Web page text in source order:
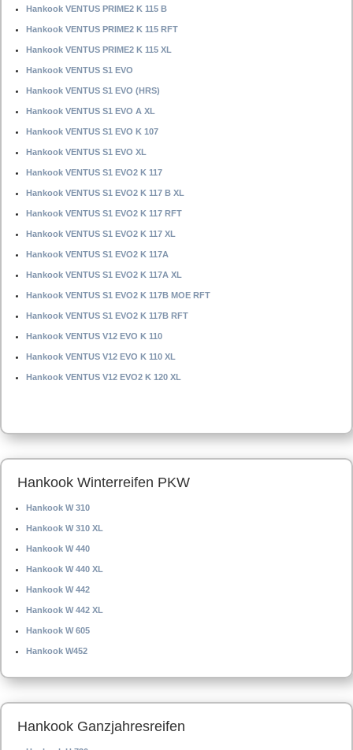
Hankook VENTUS PRIME2 K 115 B
Hankook VENTUS PRIME2 K 115 RFT
Hankook VENTUS PRIME2 K 115 XL
Hankook VENTUS S1 EVO
Hankook VENTUS S1 EVO (HRS)
Hankook VENTUS S1 EVO A XL
Hankook VENTUS S1 EVO K 107
Hankook VENTUS S1 EVO XL
Hankook VENTUS S1 EVO2 K 117
Hankook VENTUS S1 EVO2 K 117 B XL
Hankook VENTUS S1 EVO2 K 117 RFT
Hankook VENTUS S1 EVO2 K 117 XL
Hankook VENTUS S1 EVO2 K 117A
Hankook VENTUS S1 EVO2 K 117A XL
Hankook VENTUS S1 EVO2 K 117B MOE RFT
Hankook VENTUS S1 EVO2 K 117B RFT
Hankook VENTUS V12 EVO K 110
Hankook VENTUS V12 EVO K 110 XL
Hankook VENTUS V12 EVO2 K 120 XL
Hankook Winterreifen PKW
Hankook W 310
Hankook W 310 XL
Hankook W 440
Hankook W 440 XL
Hankook W 442
Hankook W 442 XL
Hankook W 605
Hankook W452
Hankook Ganzjahresreifen